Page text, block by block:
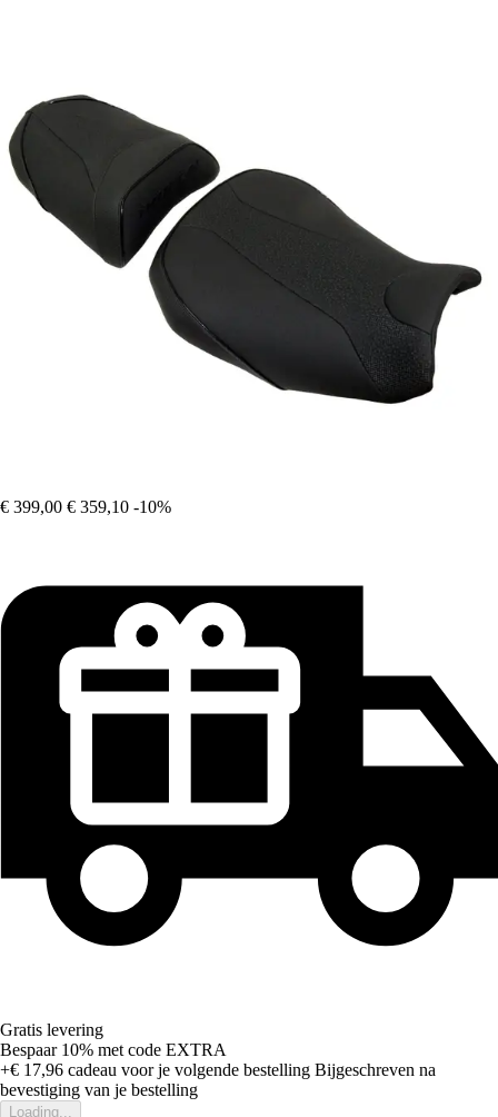
€ 399,00 € 359,10 -10%
Gratis levering
Bespaar 10% met code EXTRA
+€ 17,96 cadeau voor je volgende bestelling Bijgeschreven na
bevestiging van je bestelling
Loading...